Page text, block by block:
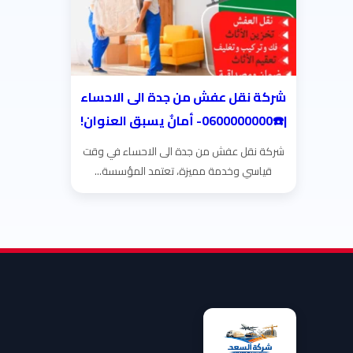
شركة نقل عفش من جدة الى الاحساء
|☎️0600000000- أمانٌ يسبق العنوان!
شركة نقل عفش من جدة الى الاحساء في وقت
قياسي وخدمة مميزة، تعتمد المؤسسة...